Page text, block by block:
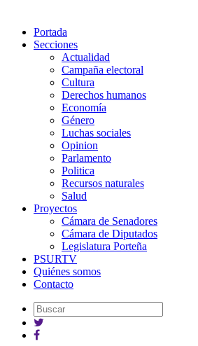
Portada
Secciones
Actualidad
Campaña electoral
Cultura
Derechos humanos
Economía
Género
Luchas sociales
Opinion
Parlamento
Politica
Recursos naturales
Salud
Proyectos
Cámara de Senadores
Cámara de Diputados
Legislatura Porteña
PSURTV
Quiénes somos
Contacto